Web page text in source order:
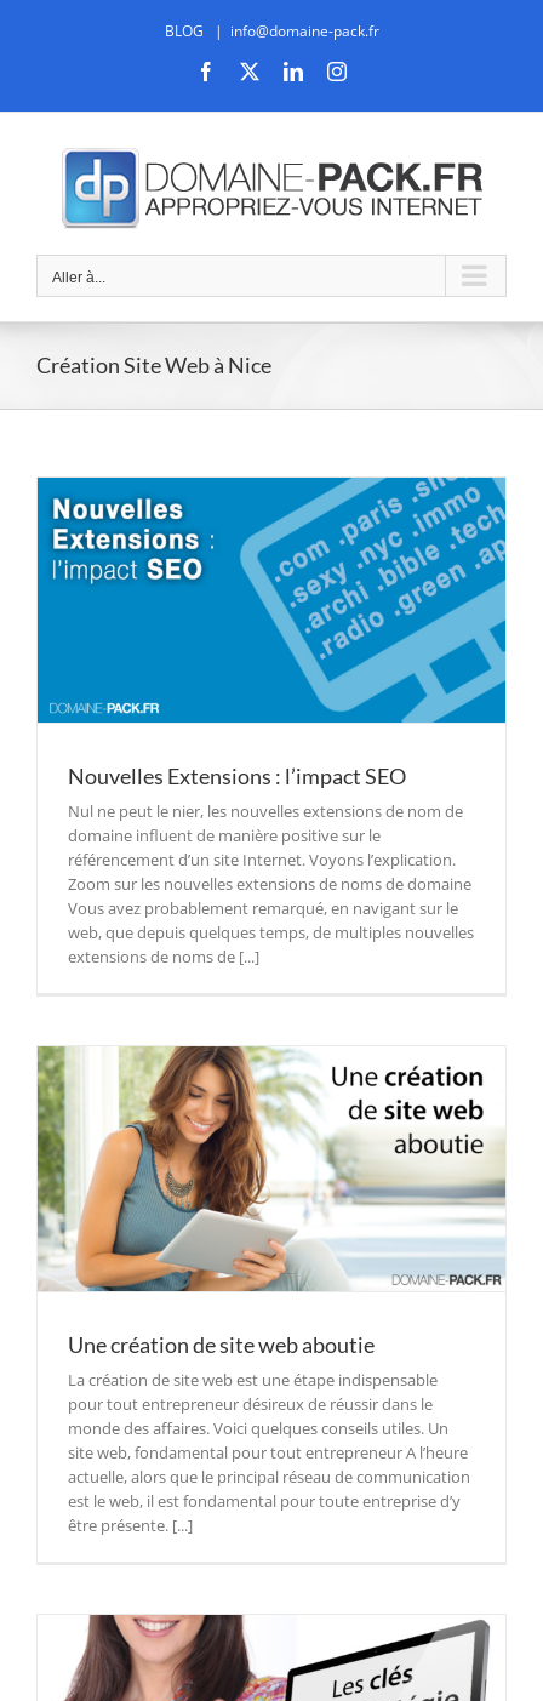
BLOG | info@domaine-pack.fr
Facebook LinkedInInstagram
Aller à...
Création Site Web à Nice
Nouvelles Extensions : l’impact SEO
Nul ne peut le nier, les nouvelles extensions de nom de
domaine influent de manière positive sur le
référencement d’un site Internet. Voyons l’explication.
Zoom sur les nouvelles extensions de noms de domaine
Vous avez probablement remarqué, en navigant sur le
web, que depuis quelques temps, de multiples nouvelles
extensions de noms de [...]
Une création de site web aboutie
La création de site web est une étape indispensable
pour tout entrepreneur désireux de réussir dans le
monde des affaires. Voici quelques conseils utiles. Un
site web, fondamental pour tout entrepreneur A l’heure
actuelle, alors que le principal réseau de communication
est le web, il est fondamental pour toute entreprise d’y
être présente. [...]